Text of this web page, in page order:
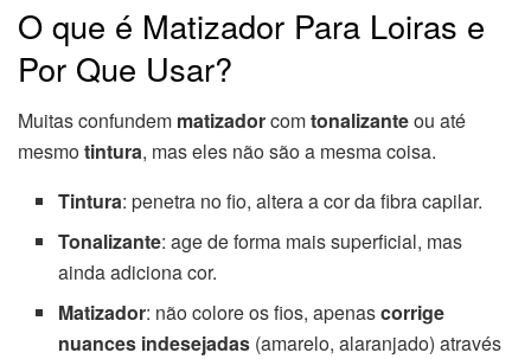
O que é Matizador Para Loiras e
Por Que Usar?
Muitas confundem matizadorcomtonalizanteou até
mesmotintura, mas eles não são a mesma coisa.
Tintura: penetra no fio, altera a cor da fibra capilar.
Tonalizante: age de forma mais superficial, mas
ainda adiciona cor.
Matizador: não colore os fios, apenascorrige
nuances indesejadas (amarelo, alaranjado) através